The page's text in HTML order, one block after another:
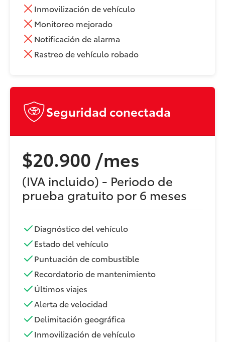
Inmovilización de vehículo
Monitoreo mejorado
Notificación de alarma
Rastreo de vehículo robado
Seguridad conectada
$20.900 /mes
(IVA incluido) - Periodo de
prueba gratuito por 6 meses
Diagnóstico del vehículo
Estado del vehículo
Puntuación de combustible
Recordatorio de mantenimiento
Últimos viajes
Alerta de velocidad
Delimitación geográfica
Inmovilización de vehículo